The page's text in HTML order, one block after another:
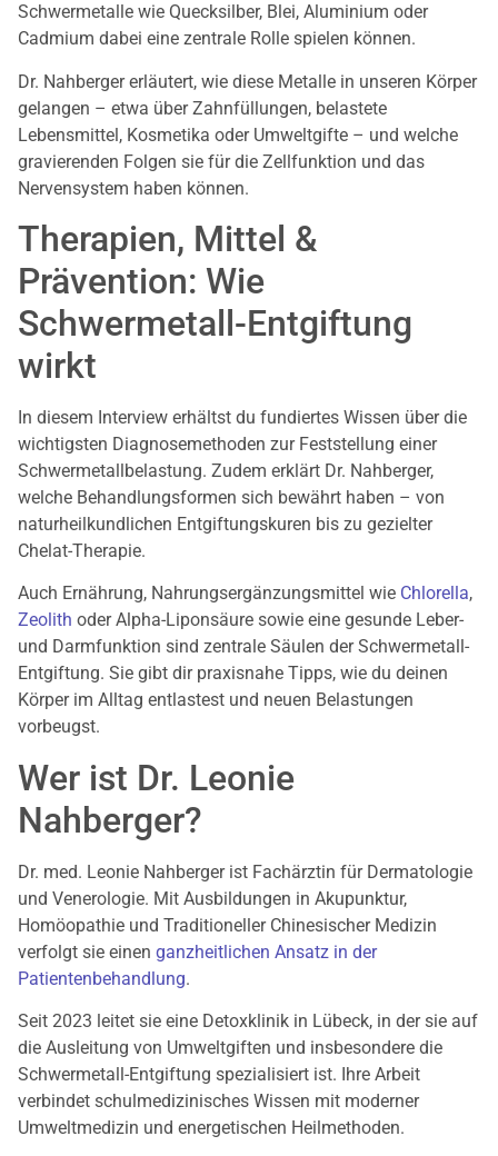
Schwermetalle wie Quecksilber, Blei, Aluminium oder
Cadmium dabei eine zentrale Rolle spielen können.
Dr. Nahberger erläutert, wie diese Metalle in unseren Körper
gelangen – etwa über Zahnfüllungen, belastete
Lebensmittel, Kosmetika oder Umweltgifte – und welche
gravierenden Folgen sie für die Zellfunktion und das
Nervensystem haben können.
Therapien, Mittel &
Prävention: Wie
Schwermetall-Entgiftung
wirkt
In diesem Interview erhältst du fundiertes Wissen über die
wichtigsten Diagnosemethoden zur Feststellung einer
Schwermetallbelastung. Zudem erklärt Dr. Nahberger,
welche Behandlungsformen sich bewährt haben – von
naturheilkundlichen Entgiftungskuren bis zu gezielter
Chelat-Therapie.
Auch Ernährung, Nahrungsergänzungsmittel wie Chlorella,
Zeolith oder Alpha-Liponsäure sowie eine gesunde Leber-
und Darmfunktion sind zentrale Säulen der Schwermetall-
Entgiftung. Sie gibt dir praxisnahe Tipps, wie du deinen
Körper im Alltag entlastest und neuen Belastungen
vorbeugst.
Wer ist Dr. Leonie
Nahberger?
Dr. med. Leonie Nahberger ist Fachärztin für Dermatologie
und Venerologie. Mit Ausbildungen in Akupunktur,
Homöopathie und Traditioneller Chinesischer Medizin
verfolgt sie einen ganzheitlichen Ansatz in der
Patientenbehandlung.
Seit 2023 leitet sie eine Detoxklinik in Lübeck, in der sie auf
die Ausleitung von Umweltgiften und insbesondere die
Schwermetall-Entgiftung spezialisiert ist. Ihre Arbeit
verbindet schulmedizinisches Wissen mit moderner
Umweltmedizin und energetischen Heilmethoden.